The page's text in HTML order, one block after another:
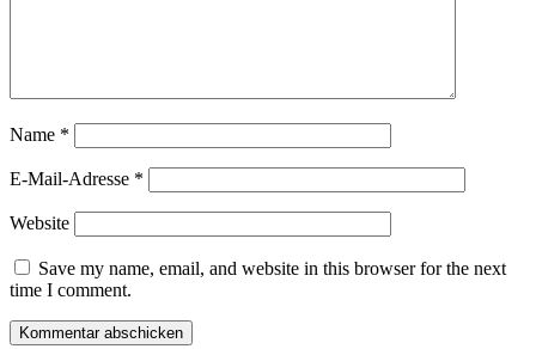
Name *
E-Mail-Adresse *
Website
Save my name, email, and website in this browser for the next
time I comment.